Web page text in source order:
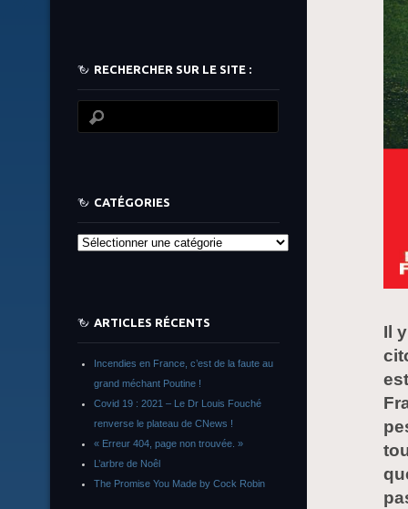
Il
RECHERCHER SUR LE SITE :
CATÉGORIES
Catégories
ARTICLES RÉCENTS
Incendies en France, c’est de la faute au
grand méchant Poutine !
Covid 19 : 2021 – Le Dr Louis Fouché
renverse le plateau de CNews !
« Erreur 404, page non trouvée. »
L’arbre de Noêl
The Promise You Made by Cock Robin